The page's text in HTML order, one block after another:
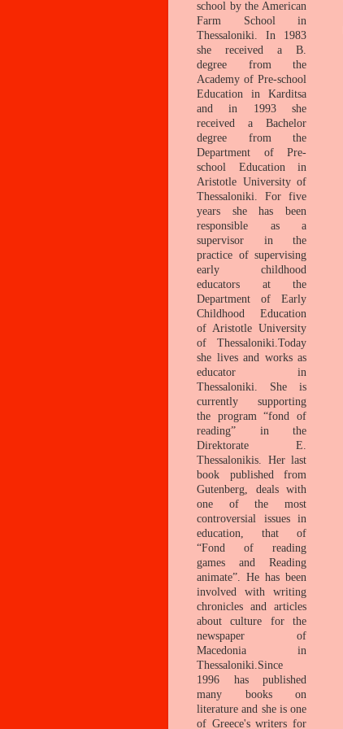
school by the American
Farm School in
Thessaloniki. In 1983
she received a B.
degree from the
Academy of Pre-school
Education in Karditsa
and in 1993 she
received a Bachelor
degree from the
Department of Pre-
school Education in
Aristotle University of
Thessaloniki. For five
years she has been
responsible as a
supervisor in the
practice of supervising
early childhood
educators
at the
Department of Early
Childhood Education
of Aristotle University
of Thessaloniki.Today
she lives and works as
educator in
Thessaloniki. She is
currently supporting
the program “fond of
reading” in the
Direktorate E.
Thessalonikis. Her last
book published from
Gutenberg, deals with
one of the most
controversial issues in
education, that of
“Fond of reading
games and Reading
animate”. He has been
involved with writing
chronicles and articles
about culture for the
newspaper of
Macedonia in
Thessaloniki.Since
1996 has published
many books on
literature and she is one
of Greece's writers for